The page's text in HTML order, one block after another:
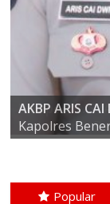
AKBP ARIS
Kapolres
Kompol Dr.
Popular